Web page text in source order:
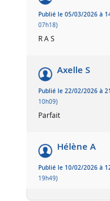
Publié le 05/03/2026 à
07h18)
R A S
Axelle S
Publié le 22/02/2026 à
10h09)
Parfait
Hélène A
Publié le 10/02/2026 à
19h49)